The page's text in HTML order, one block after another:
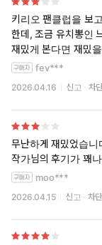
키리오 팬클럽을 보
한데, 조금 유치뽕인
재밌게 본다면 재밌
fev***
2026.04.16 신고 차
무난하게 재밌었습니
작가님의 후기가 꽤
moo***
2026.04.15 신고 차단